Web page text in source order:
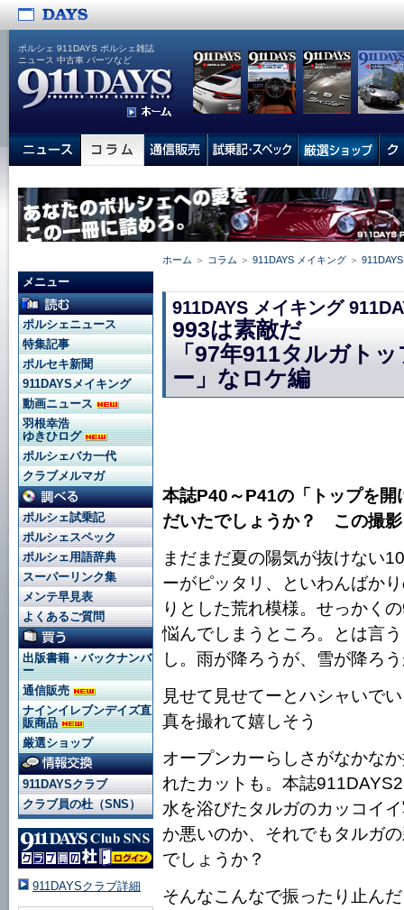
ポルシェ 911DAYS ポルシェ雑誌
ニュース 中古車 パーツなど
ホーム ＞ コラム ＞ 911DAYS メイキング ＞
911DAYS メイキング
993は素敵だ
「97年911タルガト
ー」なロケ編
本誌P40～P41の「トップを
だいたでしょうか？ この撮
まだまだ夏の陽気が抜けない
ーがピッタリ、といわんばか
りとした荒れ模様。せっかく
悩んでしまうところ。とは言
し。雨が降ろうが、雪が降ろ
見せて見せてーとハシャいで
真を撮れて嬉しそう
オープンカーらしさがなかな
れたカットも。本誌
水を浴びたタルガのカッコイ
か悪いのか、それでもタルガ
でしょうか？
そんなこんなで振ったり止ん
メニュー
ポルシェニュース
特集記事
ポルセキ新聞
911DAYSメイキング
動画ニュース
羽根幸浩
ゆきひログ
ポルシェバカ一代
クラブメルマガ
ポルシェ試乗記
ポルシェスペック
ポルシェ用語辞典
スーパーリンク集
メンテ早見表
よくあるご質問
出版書籍・バックナンバ
ー
通信販売
ナインイレブンデイズ直
販商品
厳選ショップ
911DAYSクラブ
クラブ員の杜（SNS）
911DAYSクラブ詳細